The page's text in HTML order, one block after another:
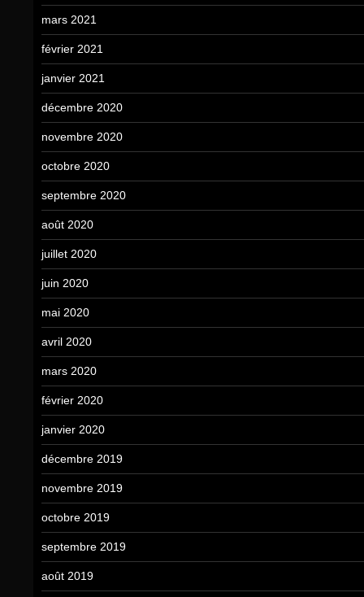
mars 2021
février 2021
janvier 2021
décembre 2020
novembre 2020
octobre 2020
septembre 2020
août 2020
juillet 2020
juin 2020
mai 2020
avril 2020
mars 2020
février 2020
janvier 2020
décembre 2019
novembre 2019
octobre 2019
septembre 2019
août 2019